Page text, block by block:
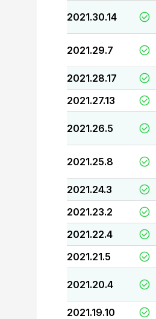
2021.30.14
2021.29.7
2021.28.17
2021.27.13
2021.26.5
2021.25.8
2021.24.3
2021.23.2
2021.22.4
2021.21.5
2021.20.4
2021.19.10